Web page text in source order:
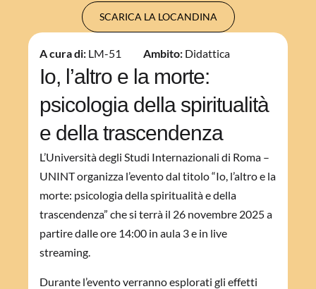
SCARICA LA LOCANDINA
A cura di: LM-51 Ambito: Didattica
Io, l’altro e la morte:
psicologia della spiritualità
e della trascendenza
L’Università degli Studi Internazionali di Roma –
UNINT organizza l’evento dal titolo “Io, l’altro e la
morte: psicologia della spiritualità e della
trascendenza” che si terrà il 26 novembre 2025 a
partire dalle ore 14:00 in aula 3 e in live
streaming.
Durante l’evento verranno esplorati gli effetti